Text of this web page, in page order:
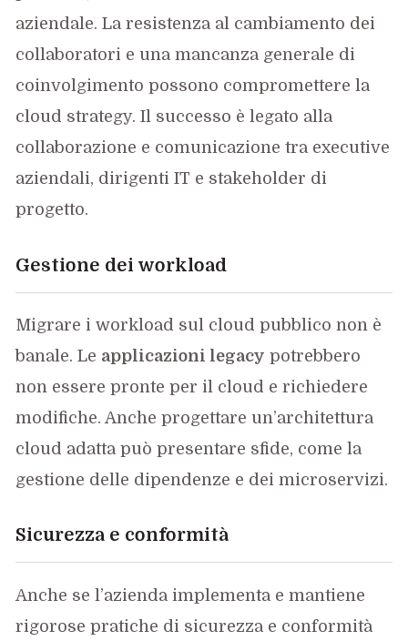
aziendale. La resistenza al cambiamento dei
collaboratori e una mancanza generale di
coinvolgimento possono compromettere la
cloud strategy. Il successo è legato alla
collaborazione e comunicazione tra executive
aziendali, dirigenti IT e stakeholder di
progetto.
Gestione dei workload
Migrare i workload sul cloud pubblico non è
banale. Le applicazioni legacy potrebbero
non essere pronte per il cloud e richiedere
modifiche. Anche progettare un’architettura
cloud adatta può presentare sfide, come la
gestione delle dipendenze e dei microservizi.
Sicurezza e conformità
Anche se l’azienda implementa e mantiene
rigorose pratiche di sicurezza e conformità